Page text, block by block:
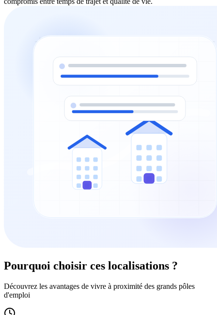
Pourquoi choisir ces localisations ?
Découvrez les avantages de vivre à proximité des grands pôles
d'emploi